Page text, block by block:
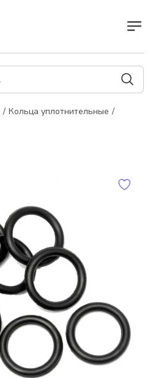
Кольца уплотнительные